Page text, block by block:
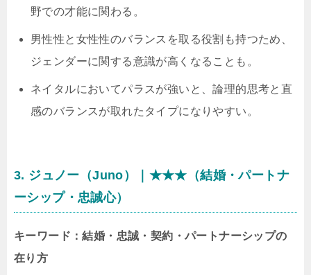
野での才能に関わる。
男性性と女性性のバランスを取る役割も持つため、
ジェンダーに関する意識が高くなることも。
ネイタルにおいてパラスが強いと、論理的思考と直
感のバランスが取れたタイプになりやすい。
3. ジュノー（Juno）｜★★★（結婚・パートナ
ーシップ・忠誠心）
キーワード：結婚・忠誠・契約・パートナーシップの
在り方